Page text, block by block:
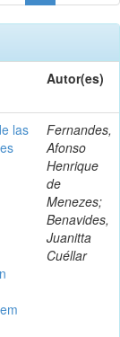
Autor(es)
las
Fernandes,
Afonso
Henrique
de
Menezes;
Benavides,
Juanitta
Cuéllar